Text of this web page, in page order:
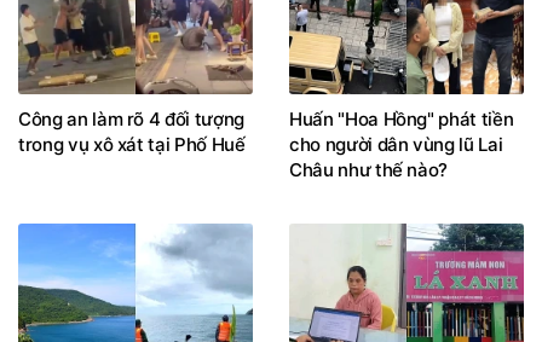
Công an làm rõ 4 đối tượng
trong vụ xô xát tại Phố Huế
Huấn "Hoa Hồng" phát tiền
cho người dân vùng lũ Lai
Châu như thế nào?